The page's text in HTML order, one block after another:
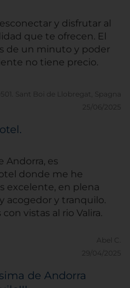
y disfrutar al
que te ofrecen. El
de un minuto y poder
no tiene precio.
Sant Boi de Llobregat, Spagna
25/06/2025
Andorra, es
donde me he
excelente, en plena
acogedor y tranquilo.
vistas al rio Valira.
Abel C.
29/04/2025
de Andorra